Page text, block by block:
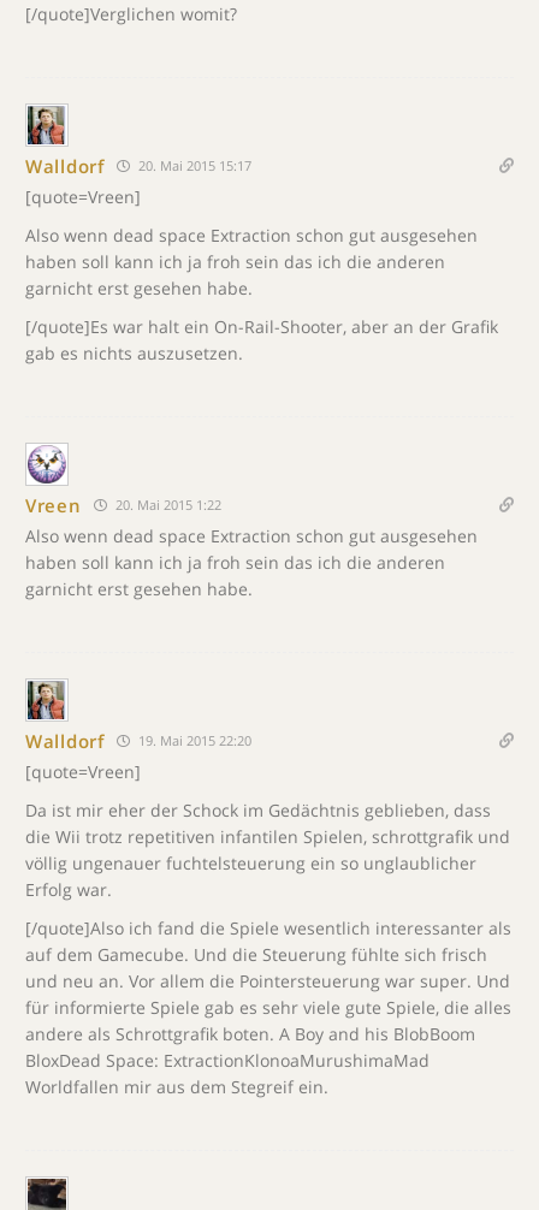
[/quote]Verglichen womit?
Walldorf 20. Mai 2015 15:17
[quote=Vreen]
Also wenn dead space Extraction schon gut ausgesehen
haben soll kann ich ja froh sein das ich die anderen
garnicht erst gesehen habe.
[/quote]Es war halt ein On-Rail-Shooter, aber an der Grafik
gab es nichts auszusetzen.
Vreen 20. Mai 2015 1:22
Also wenn dead space Extraction schon gut ausgesehen
haben soll kann ich ja froh sein das ich die anderen
garnicht erst gesehen habe.
Walldorf 19. Mai 2015 22:20
[quote=Vreen]
Da ist mir eher der Schock im Gedächtnis geblieben, dass
die Wii trotz repetitiven infantilen Spielen, schrottgrafik und
völlig ungenauer fuchtelsteuerung ein so unglaublicher
Erfolg war.
[/quote]Also ich fand die Spiele wesentlich interessanter als
auf dem Gamecube. Und die Steuerung fühlte sich frisch
und neu an. Vor allem die Pointersteuerung war super. Und
für informierte Spiele gab es sehr viele gute Spiele, die alles
andere als Schrottgrafik boten. A Boy and his BlobBoom
BloxDead Space: ExtractionKlonoaMurushimaMad
Worldfallen mir aus dem Stegreif ein.